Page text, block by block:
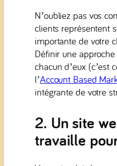
N’oubliez pas vos
clients représentent
importante de votre
Définir une
chacun d’eux (c’est
l’Account Based
intégrante de votre
2. Un site
travaille